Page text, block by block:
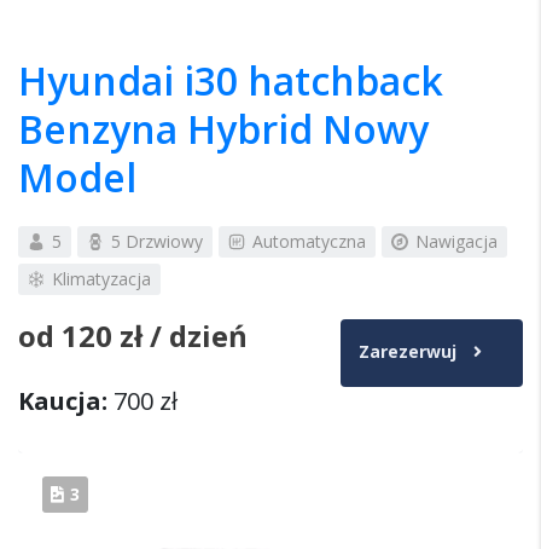
Hyundai i30 hatchback
Benzyna Hybrid Nowy
Model
5 5 Drzwiowy Automatyczna
Nawigacja
Klimatyzacja
od 120 zł/ dzień Zarezerwuj
Kaucja: 700 zł
3